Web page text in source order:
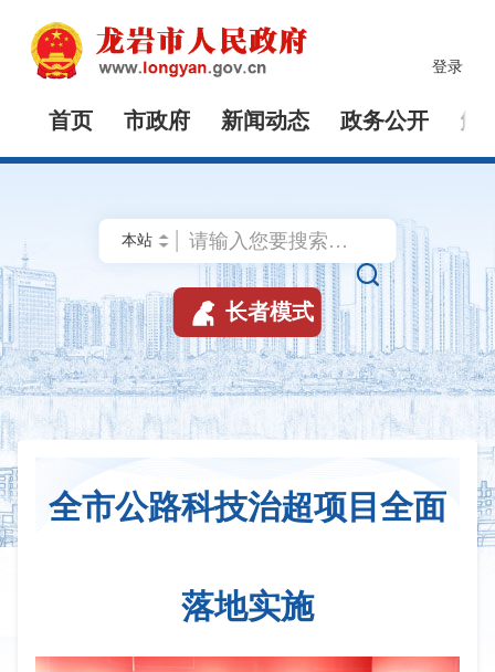
登录
首页 市政府 新闻动态 政务公开 解

 长者模式
全市公路科技治超项目全面
落地实施